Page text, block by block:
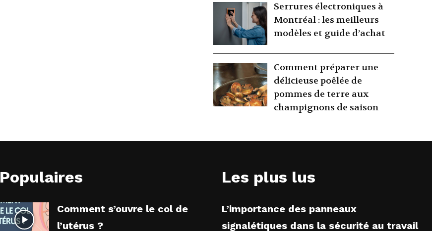
Serrures électroniques à
Montréal : les meilleurs
modèles et guide d’achat
Comment préparer une
délicieuse poêlée de
pommes de terre aux
champignons de saison
Populaires
Comment s’ouvre le col de
l’utérus ?
Les plus lus
L’importance des panneaux
signalétiques dans la sécurité au travail